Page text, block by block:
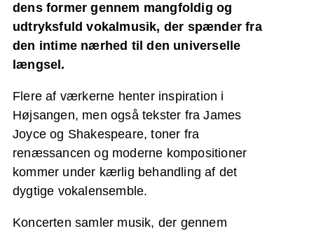
dens former gennem mangfoldig og
udtryksfuld vokalmusik, der spænder fra
den intime nærhed til den universelle
længsel.
Flere af værkerne henter inspiration i
Højsangen, men også tekster fra James
Joyce og Shakespeare, toner fra
renæssancen og moderne kompositioner
kommer under kærlig behandling af det
dygtige vokalensemble.
Koncerten samler musik, der gennem